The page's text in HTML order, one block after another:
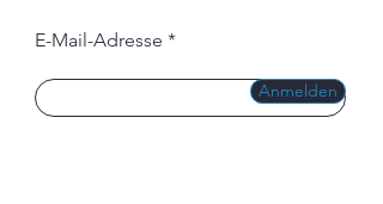
E-Mail-Adresse
Anmelden